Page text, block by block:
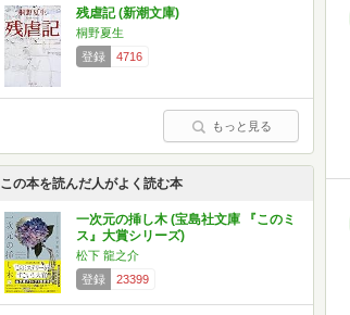
残虐記 (新潮文庫)
桐野夏生
登録
4716
もっと見る
この本を読んだ人がよく読む本
一次元の挿し木 (宝島社文庫 『このミ
ス』大賞シリーズ)
松下 龍之介
登録
23399